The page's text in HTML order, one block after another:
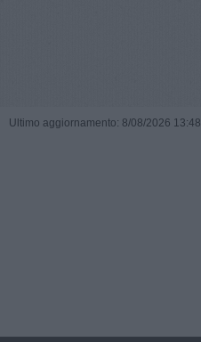
Ultimo aggiornamento: 8/08/2026 13:48 |